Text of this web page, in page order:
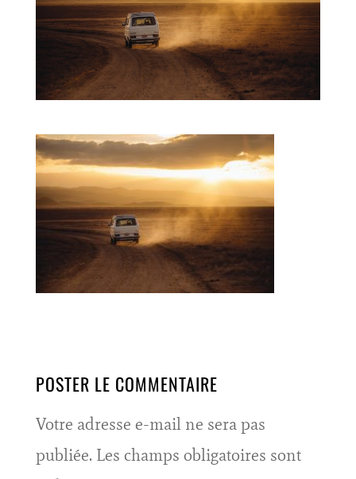
POSTER LE COMMENTAIRE
Votre adresse e-mail ne sera pas
publiée. Les champs obligatoires sont